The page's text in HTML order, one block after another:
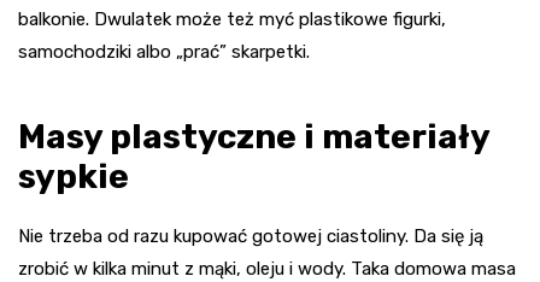
balkonie. Dwulatek może też myć plastikowe figurki,
samochodziki albo „prać” skarpetki.
Masy plastyczne i materiały
sypkie
Nie trzeba od razu kupować gotowej ciastoliny. Da się ją
zrobić w kilka minut z mąki, oleju i wody. Taka domowa masa